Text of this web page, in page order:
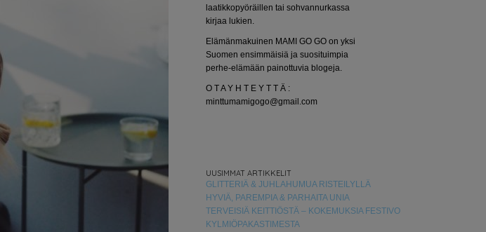
laatikkopyöräillen tai sohvannurkassa
kirjaa lukien.
Elämänmakuinen MAMI GO GO on yksi
Suomen ensimmäisiä ja suosituimpia
perhe-elämään painottuvia blogeja.
O T A Y H T E Y T T Ä :
minttumamigogo@gmail.com
UUSIMMAT ARTIKKELIT
GLITTERIÄ & JUHLAHUMUA RISTEILYLLÄ
HYVIÄ, PAREMPIA & PARHAITA UNIA
TERVEISIÄ KEITTIÖSTÄ – KOKEMUKSIA FESTIVO
KYLMIÖPAKASTIMESTA